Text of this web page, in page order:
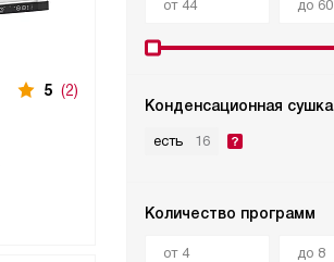
Конденсационная сушка
есть 16
Количество программ
5 (2)